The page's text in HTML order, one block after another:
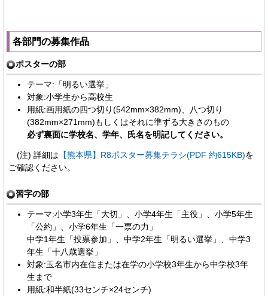
各部門の募集作品
ポスターの部
テーマ:「明るい選挙」
対象:小学生から高校生
用紙:画用紙の四つ切り(542mm×382mm)、八つ切り
(382mm×271mm)もしくはそれに準ずる大きさのもの
必ず裏面に学校名、学年、氏名を明記してください。
(注) 詳細は 【熊本県】R8ポスター募集チラシ(PDF 約615KB)を
ご確認ください。
習字の部
テーマ:小学3年生「大切」、小学4年生「主役」、小学5年生
「公約」、小学6年生「一票の力」
中学1年生「投票参加」、中学2年生「明るい選挙」、中学3
年生「十八歳選挙」
対象:玉名市内在住または在学の小学校3年生から中学校3年
生まで
用紙:和半紙(33センチ×24センチ)